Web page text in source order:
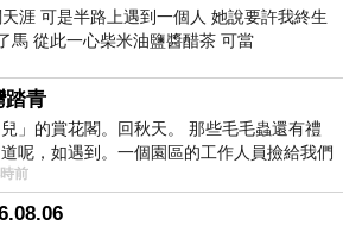
涯 可是半路上遇到一個人 她說要許我終生
馬 從此一心柴米油鹽醬醋茶 可當
踏青
兒」的賞花閣。回秋天。 那些毛毛蟲還有禮
呢，如遇到。一個園區的工作人員撿給我們
前